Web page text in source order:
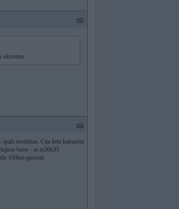
#85
ekstrēms
#86
nesūdzas. Cita lieta katrasēm
bmw - ar m30b35
100km garumā.